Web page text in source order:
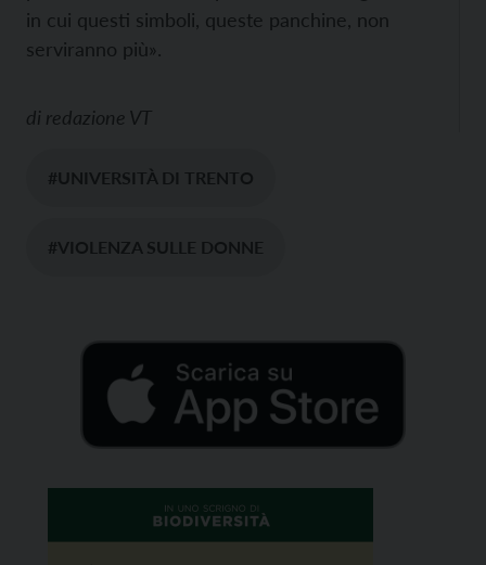
in cui questi simboli, queste panchine, non
serviranno più».
di redazione VT
#UNIVERSITÀ DI TRENTO
#VIOLENZA SULLE DONNE